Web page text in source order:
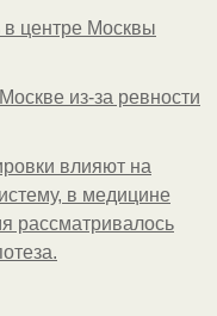
центре Москвы
из-за ревности
влияют на
в медицине
рассматривалось